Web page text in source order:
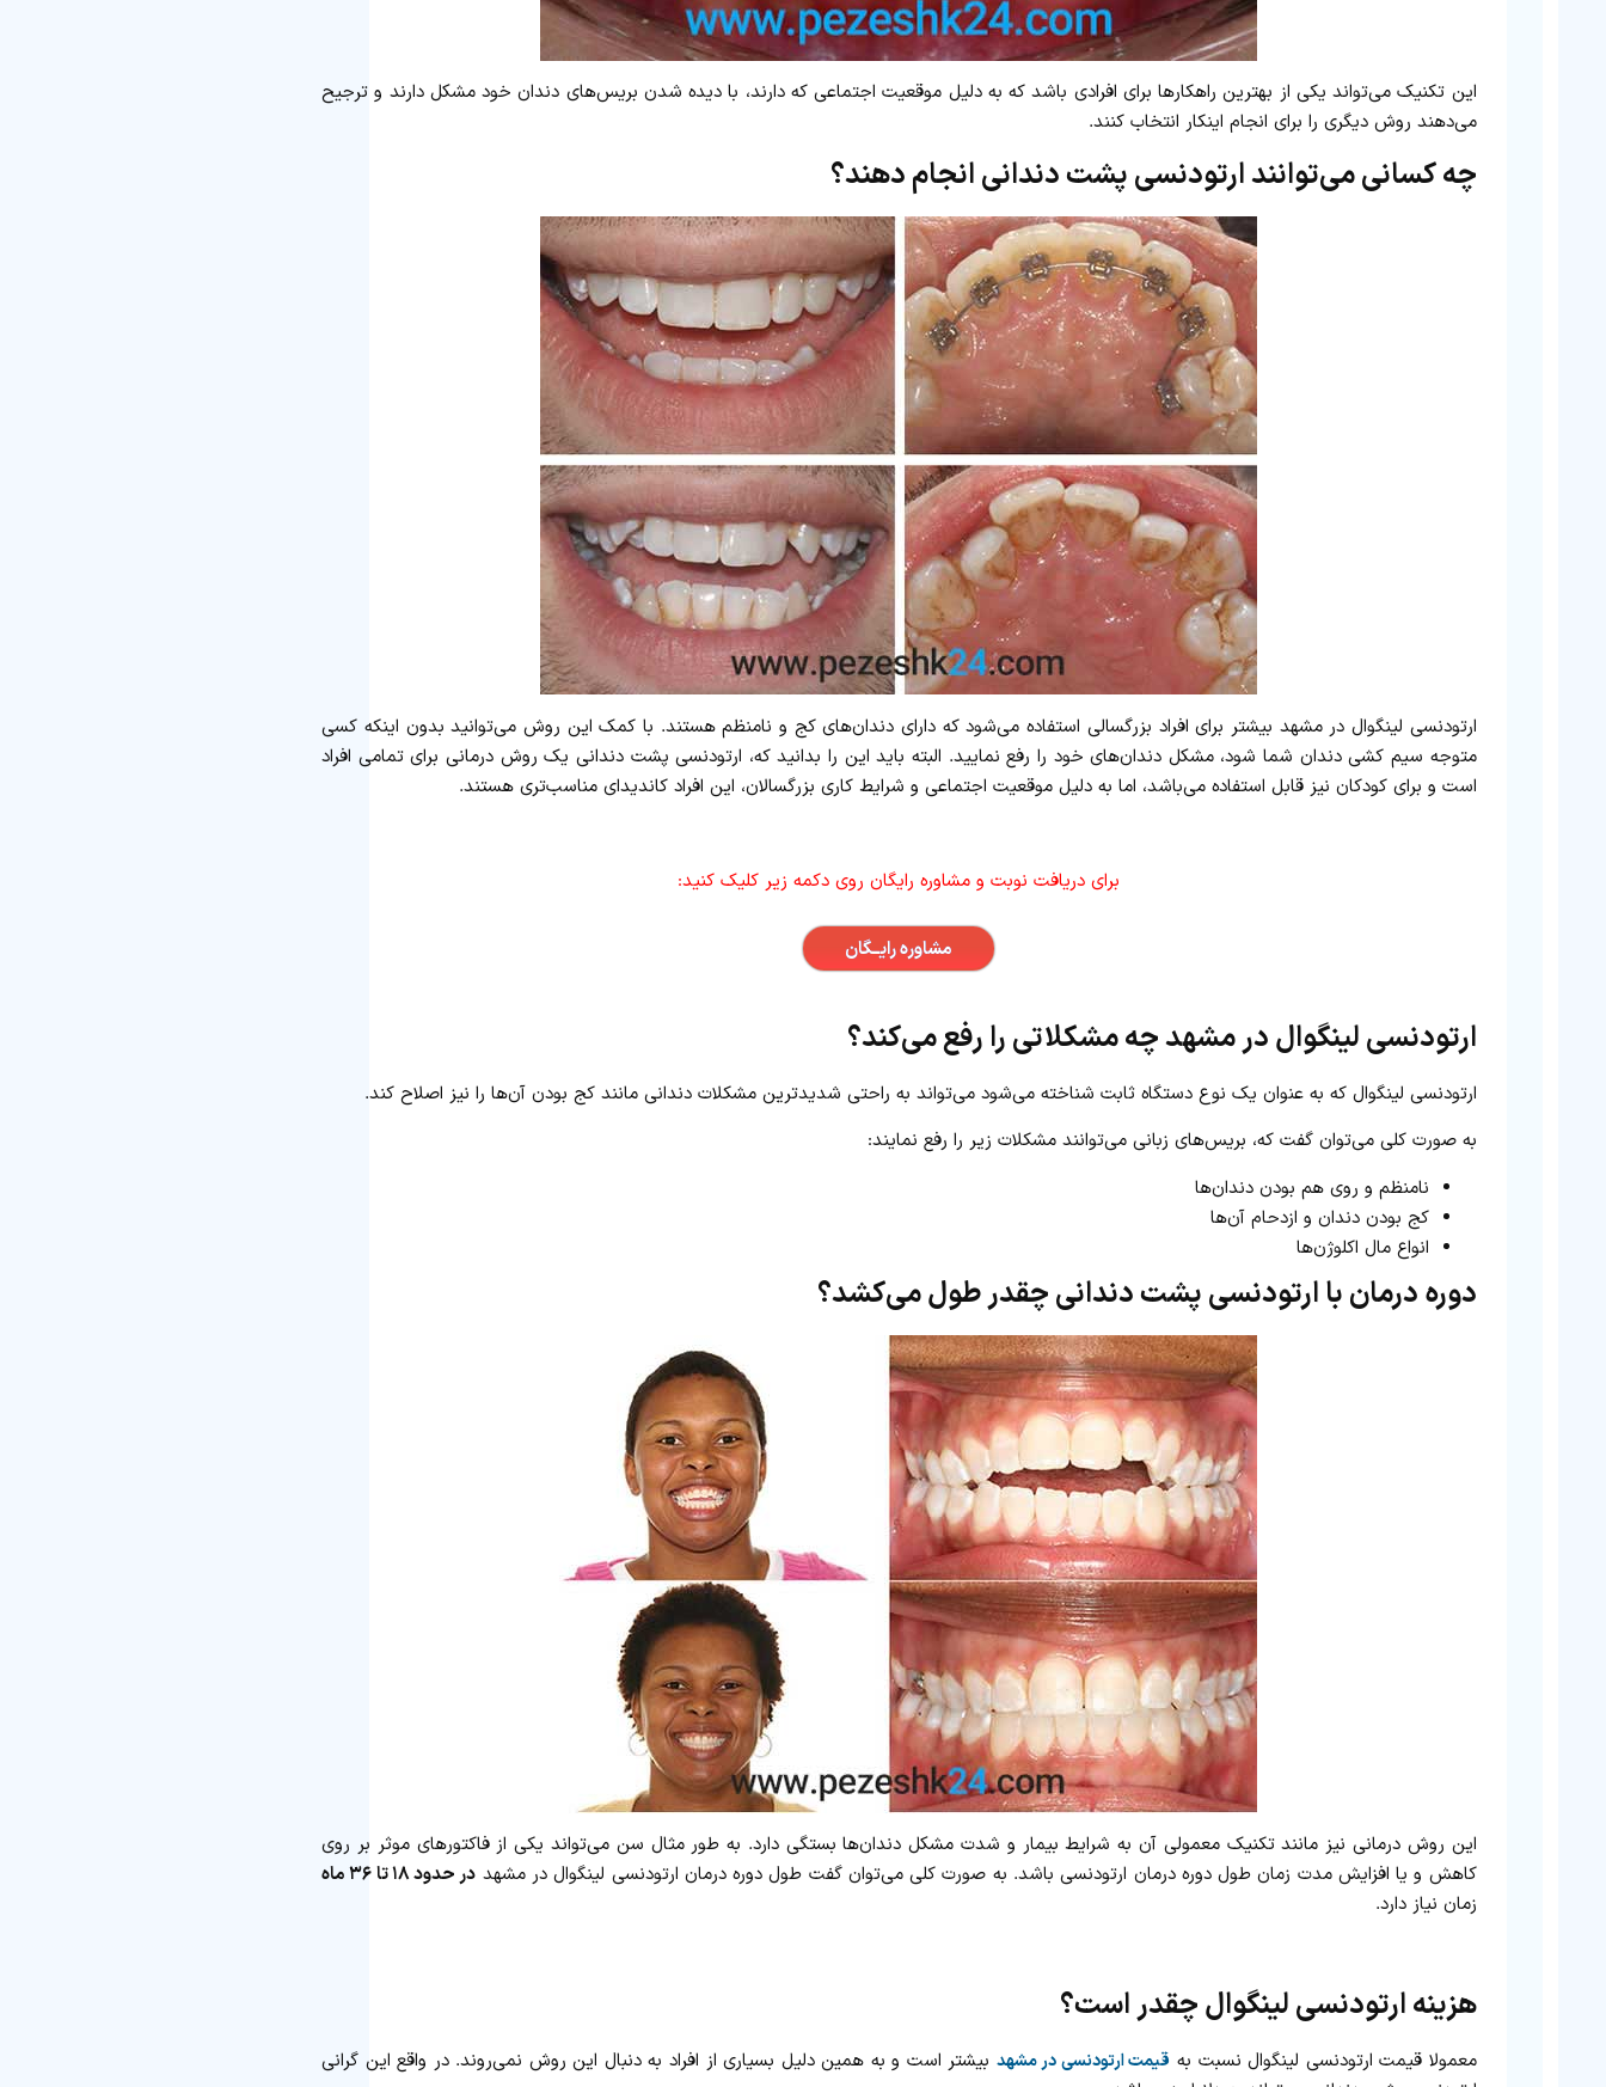
این تکنیک می‌تواند یکی از بهترین راهکارها برای افرادی باشد که به دلیل موقعیت اجتماعی که دارند، با دیده شدن بریس‌های دندان خود مشکل دارند و ترجیح
می‌دهند روش دیگری را برای انجام اینکار انتخاب کنند.
چه کسانی می‌توانند ارتودنسی پشت دندانی انجام دهند؟
ارتودنسی لینگوال در مشهد بیشتر برای افراد بزرگسالی استفاده می‌شود که دارای دندان‌های کج و نامنظم هستند. با کمک این روش می‌توانید بدون اینکه کسی
متوجه سیم کشی دندان شما شود، مشکل دندان‌های خود را رفع نمایید. البته باید این را بدانید که، ارتودنسی پشت دندانی یک روش درمانی برای تمامی افراد
است و برای کودکان نیز قابل استفاده می‌باشد، اما به دلیل موقعیت اجتماعی و شرایط کاری بزرگسالان، این افراد کاندیدای مناسب‌تری هستند.
برای دریافت نوبت و مشاوره رایگان روی دکمه زیر کلیک کنید:
مشاوره رایــگان
ارتودنسی لینگوال در مشهد چه مشکلاتی را رفع می‌کند؟
ارتودنسی لینگوال که به عنوان یک نوع دستگاه ثابت شناخته می‌شود می‌تواند به راحتی شدیدترین مشکلات دندانی مانند کج بودن آن‌ها را نیز اصلاح کند.
به صورت کلی می‌توان گفت که، بریس‌های زبانی می‌توانند مشکلات زیر را رفع نمایند:
نامنظم و روی هم بودن دندان‌ها
کج بودن دندان و ازدحام آن‌ها
انواع مال اکلوژن‌ها
دوره درمان با ارتودنسی پشت دندانی چقدر طول می‌کشد؟
این روش درمانی نیز مانند تکنیک معمولی آن به شرایط بیمار و شدت مشکل دندان‌ها بستگی دارد. به طور مثال سن می‌تواند یکی از فاکتورهای موثر بر روی
کاهش و یا افزایش مدت زمان طول دوره درمان ارتودنسی باشد. به صورت کلی می‌توان گفت طول دوره درمان ارتودنسی لینگوال در مشهد در حدود ۱۸ تا ۳۶ ماه
زمان نیاز دارد.
هزینه ارتودنسی لینگوال چقدر است؟
معمولا قیمت ارتودنسی لینگوال نسبت به قیمت ارتودنسی در مشهد بیشتر است و به همین دلیل بسیاری از افراد به دنبال این روش نمی‌روند. در واقع این گرانی